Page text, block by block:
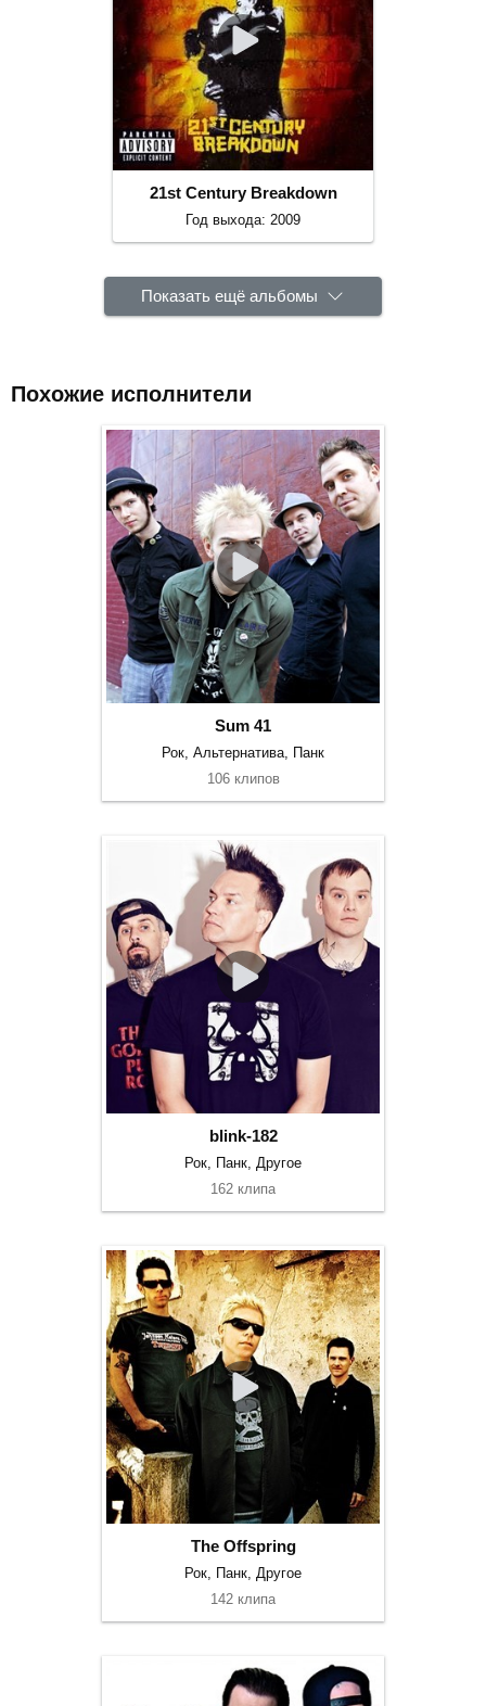
21st Century Breakdown
Год выхода: 2009
Показать ещё альбомы
Похожие исполнители
Sum 41
Рок, Альтернатива, Панк
106 клипов
blink-182
Рок, Панк, Другое
162 клипа
The Offspring
Рок, Панк, Другое
142 клипа